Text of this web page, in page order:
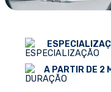
A PARTIR DE 2